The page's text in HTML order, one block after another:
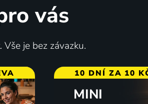
vás
je bez závazku.
10 DNÍ ZA 10
MINI